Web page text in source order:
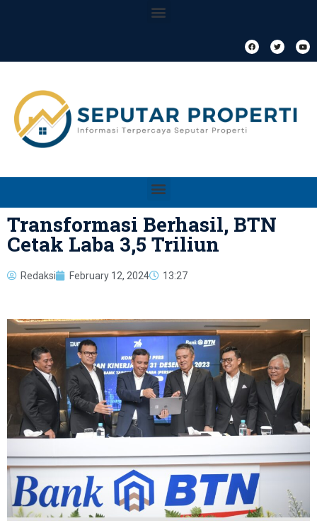
Transformasi Berhasil, BTN
Cetak Laba 3,5 Triliun
Redaksi February 12, 2024 13:27